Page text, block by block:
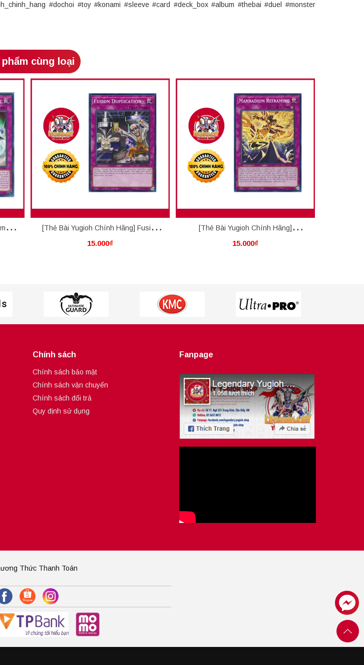
#dochoi #toy #konami #sleeve #card #deck_box #album #thebai #duel #monster
phẩm cùng loại
[Thẻ Bài Yugioh Chính Hãng] Fusion
Duplication
15.000₫
[Thẻ Bài Yugioh Chính Hãng]
Mannadium Reframing
15.000₫
Chính sách
Chính sách bảo mật
Chính sách vận chuyển
Chính sách đổi trả
Quy định sử dụng
Fanpage
Thức Thanh Toán